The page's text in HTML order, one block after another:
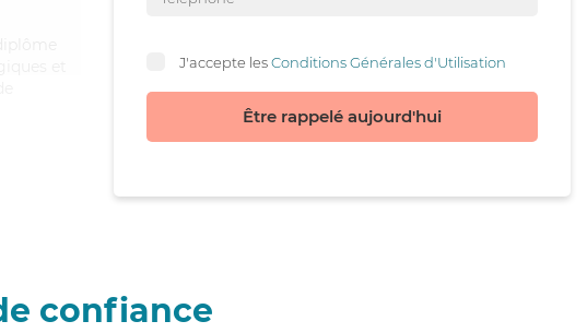
et
J'accepte lesConditions Générales d'Utilisation
Être rappelé aujourd'hui
confiance